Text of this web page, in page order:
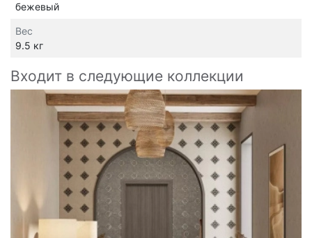
бежевый
Вес
9.5 кг
Входит в следующие коллекции